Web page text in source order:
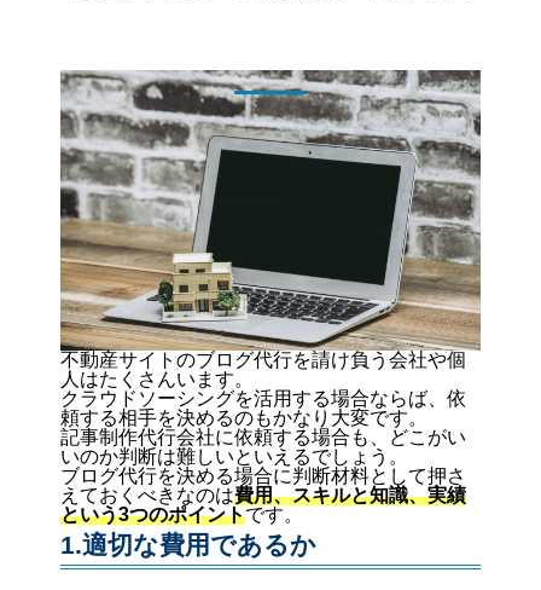
不動産サイトのブログ代行を請け負う会社や個
人はたくさんいます。
クラウドソーシングを活用する場合ならば、依
頼する相手を決めるのもかなり大変です。
記事制作代行会社に依頼する場合も、どこがい
いのか判断は難しいといえるでしょう。
ブログ代行を決める場合に判断材料として押さ
えておくべきなのは費用、スキルと知識、実績
という3つのポイントです。
1.適切な費用であるか